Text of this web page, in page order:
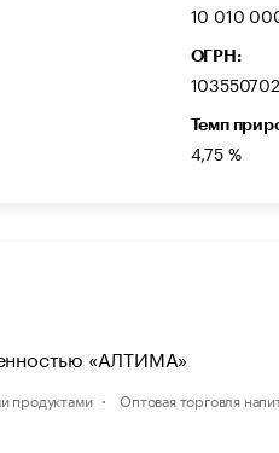
10 010
ОГРН:
Темп
4,75 %
«АЛТИМА»
продуктами Оптовая торговля